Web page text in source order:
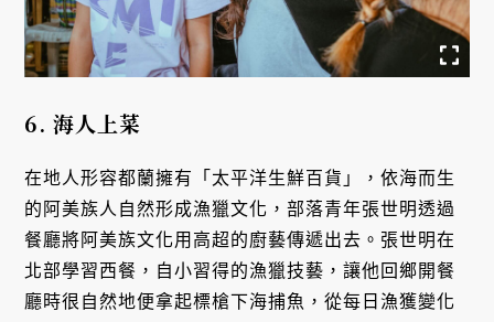
6. 海人上菜
在地人形容都蘭擁有「太平洋生鮮百貨」，依海而生
的阿美族人自然形成漁獵文化，部落青年張世明透過
餐廳將阿美族文化用高超的廚藝傳遞出去。張世明在
北部學習西餐，自小習得的漁獵技藝，讓他回鄉開餐
廳時很自然地便拿起標槍下海捕魚，從每日漁獲變化